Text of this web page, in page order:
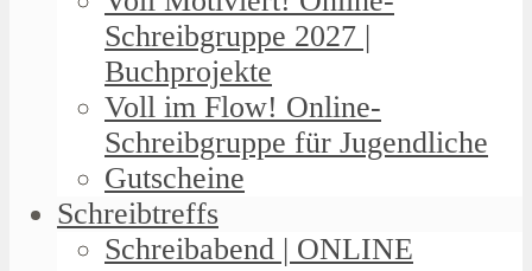
Schreibgruppe 2027 |
Buchprojekte
Voll im Flow! Online-
Schreibgruppe für Jugendliche
Gutscheine
Schreibtreffs
Schreibabend | ONLINE